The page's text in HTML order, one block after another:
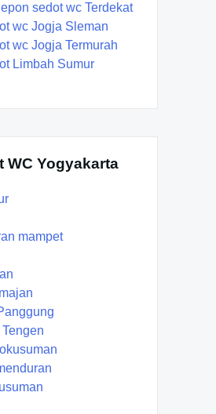
sedot wc Terdekat
wc Jogja Sleman
wc Jogja Termurah
Limbah Sumur
WC Yogyakarta
mampet